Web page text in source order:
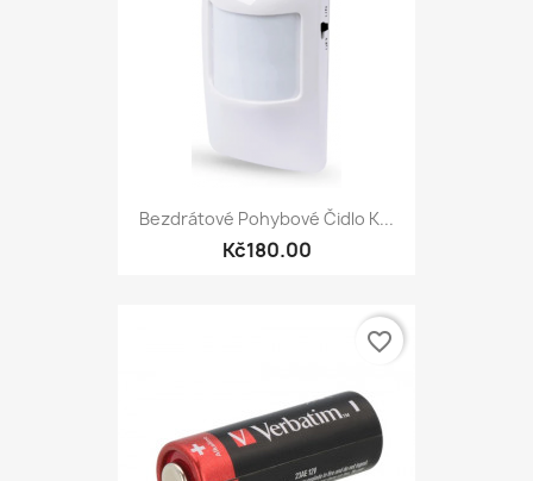
Bezdrátové Pohybové Čidlo K...
Kč180.00
favorite_border